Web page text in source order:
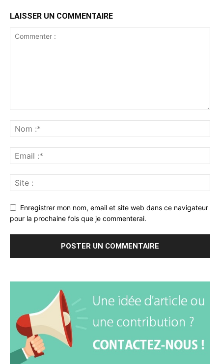
LAISSER UN COMMENTAIRE
Enregistrer mon nom, email et site web dans ce navigateur
pour la prochaine fois que je commenterai.